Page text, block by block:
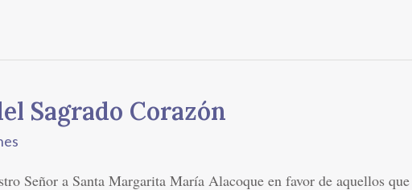
Sagrado Corazón
Señor a Santa Margarita María Alacoque en favor de aquellos que